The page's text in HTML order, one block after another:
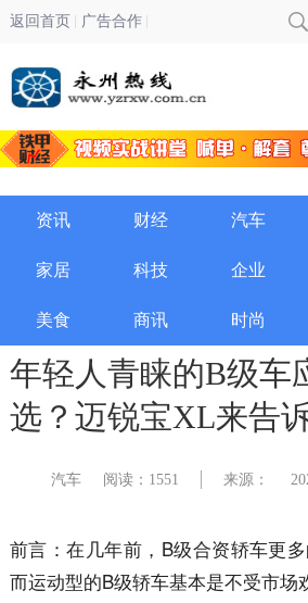
返回首页 广告合作
资讯 财经 汽车
家居 科技 企业
美食 商讯 时尚
年轻人青睐的B级车
选？迈锐宝XL来告
汽车 阅读：1551 来源：
前言：在几年前，B级合资轿车更
而运动型的B级轿车基本是不受市场